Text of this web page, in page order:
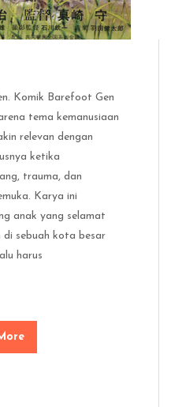
Komik Barefoot Gen
tema kemanusiaan
relevan dengan
ketika
trauma, dan
Karya ini
anak yang selamat
sebuah kota besar
harus